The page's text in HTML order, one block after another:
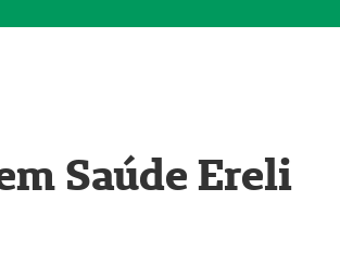
Saúde Ereli